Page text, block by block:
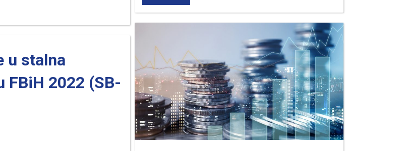
u stalna
FBiH 2022 (SB-